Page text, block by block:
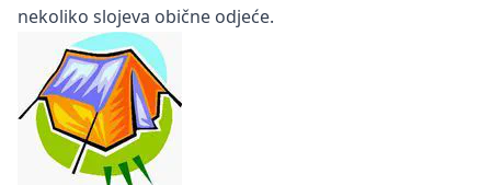
nekoliko slojeva obične odjeće.